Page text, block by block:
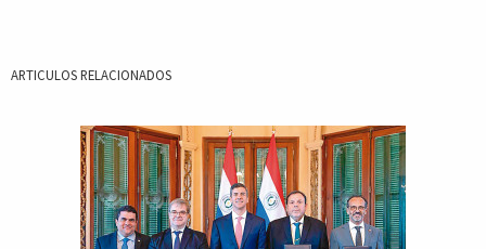
ARTICULOS RELACIONADOS